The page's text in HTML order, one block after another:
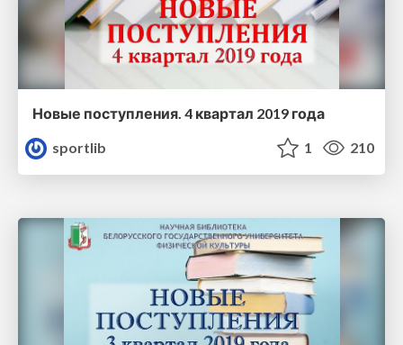
Новые поступления. 4 квартал 2019 года
sportlib
1 210